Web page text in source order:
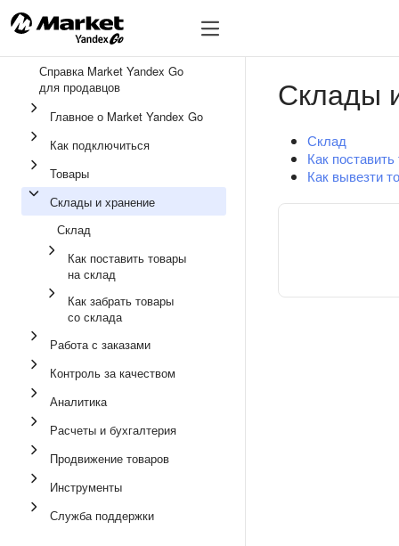
Справка Market Yandex Go
для продавцов
Главное о Market Yandex Go
Как подключиться
Товары
Склады и хранение
Склад
Как поставить товары
на склад
Как забрать товары
со склада
Работа с заказами
Контроль за качеством
Аналитика
Расчеты и бухгалтерия
Продвижение товаров
Инструменты
Служба поддержки
Склады
Склад
Как
Как вывезти